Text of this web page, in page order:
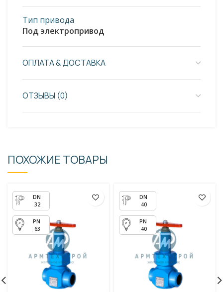
Тип привода
Под электропривод
ОПЛАТА & ДОСТАВКА
ОТЗЫВЫ (0)
ПОХОЖИЕ ТОВАРЫ
32
63
40
40